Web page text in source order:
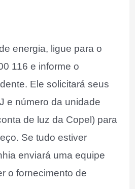
energia, ligue para o
116 e informe o
Ele solicitará seus
e número da unidade
de luz da Copel) para
Se tudo estiver
enviará uma equipe
o fornecimento de